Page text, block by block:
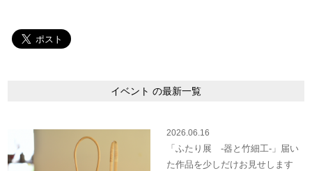
イベント の最新一覧
2026.06.16
「ふたり展 -器と竹細工-」届い
た作品を少しだけお見せします